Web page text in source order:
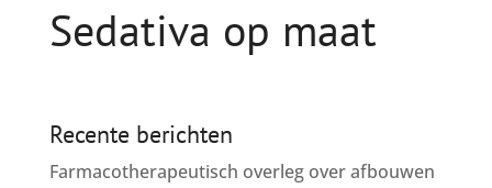
Sedativa op maat
Recente berichten
Farmacotherapeutisch overleg over afbouwen